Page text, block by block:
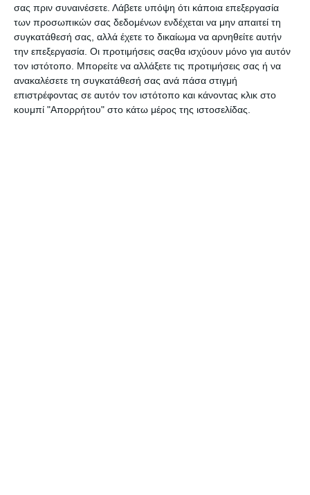
σας πριν συναινέσετε. Λάβετε υπόψη ότι κάποια επεξεργασία
των προσωπικών σας δεδομένων ενδέχεται να μην απαιτεί τη
συγκατάθεσή σας, αλλά έχετε το δικαίωμα να αρνηθείτε αυτήν
την επεξεργασία. Οι προτιμήσεις σαςθα ισχύουν μόνο για αυτόν
τον ιστότοπο. Μπορείτε να αλλάξετε τις προτιμήσεις σας ή να
ανακαλέσετε τη συγκατάθεσή σας ανά πάσα στιγμή
επιστρέφοντας σε αυτόν τον ιστότοπο και κάνοντας κλικ στο
κουμπί "Απορρήτου" στο κάτω μέρος της ιστοσελίδας.